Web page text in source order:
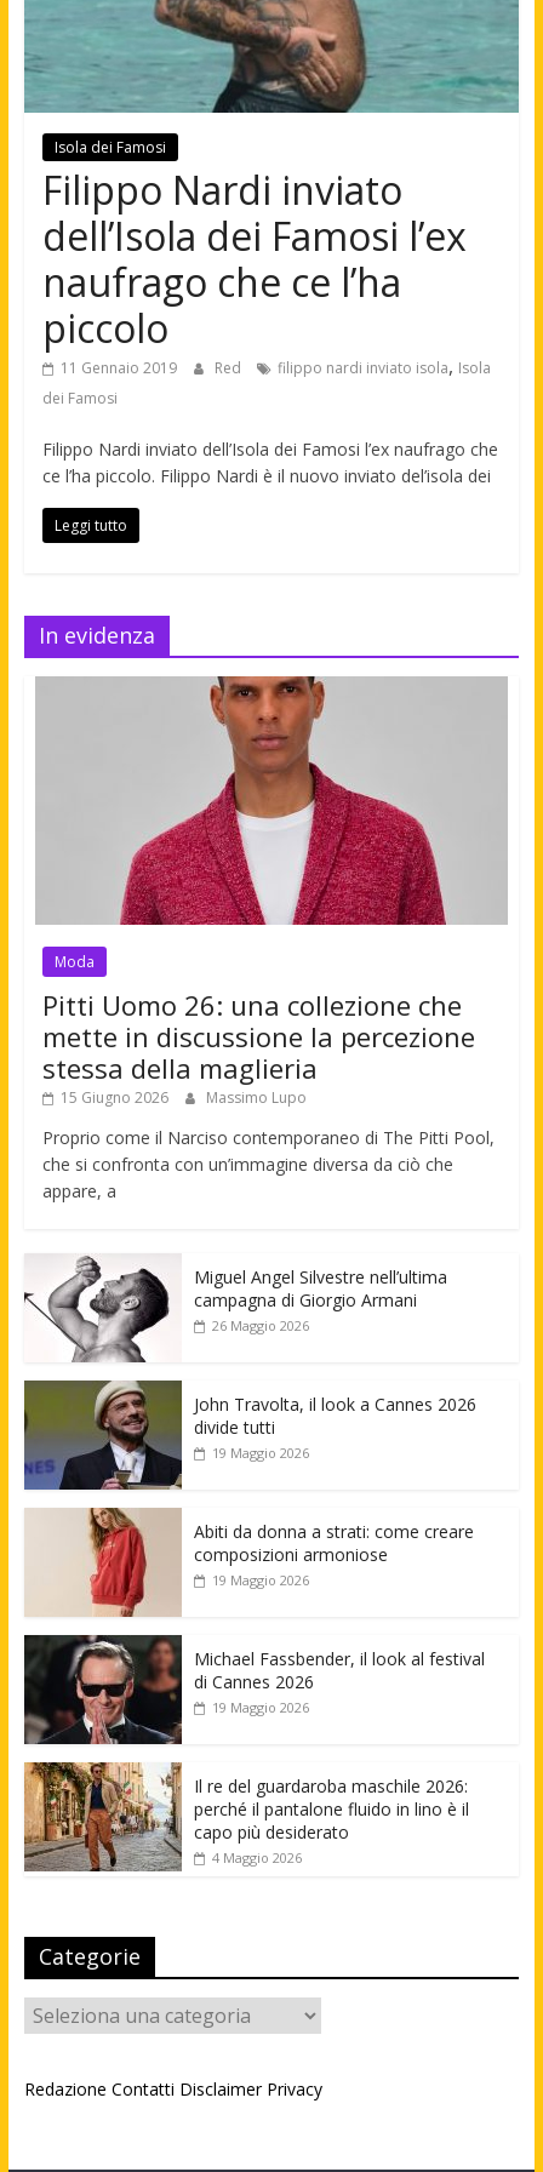
Isola dei Famosi
Filippo Nardi inviato
dell’Isola dei Famosi l’ex
naufrago che ce l’ha
piccolo
11 Gennaio 2019 Red filippo nardi inviato isola, Isola
dei Famosi
Filippo Nardi inviato dell’Isola dei Famosi l’ex naufrago che
ce l’ha piccolo. Filippo Nardi è il nuovo inviato del’isola dei
Leggi tutto
In evidenza
Moda
Pitti Uomo 26: una collezione che
mette in discussione la percezione
stessa della maglieria
15 Giugno 2026 Massimo Lupo
Proprio come il Narciso contemporaneo di The Pitti Pool,
che si confronta con un’immagine diversa da ciò che
appare, a
Miguel Angel Silvestre nell’ultima
campagna di Giorgio Armani
26 Maggio 2026
John Travolta, il look a Cannes 2026
divide tutti
19 Maggio 2026
Abiti da donna a strati: come creare
composizioni armoniose
19 Maggio 2026
Michael Fassbender, il look al festival
di Cannes 2026
19 Maggio 2026
Il re del guardaroba maschile 2026:
perché il pantalone fluido in lino è il
capo più desiderato
4 Maggio 2026
Categorie
Categorie
Redazione Contatti Disclaimer Privacy